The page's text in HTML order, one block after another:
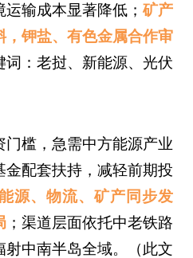
输成本显著降低； 矿产
钾盐、有色金属合作审
词：老挝、新能源、光伏
槛，急需中方能源产业
配套扶持，减轻前期投
源、物流、矿产同步发
；渠道层面依托中老铁路
中南半岛全域。（此文